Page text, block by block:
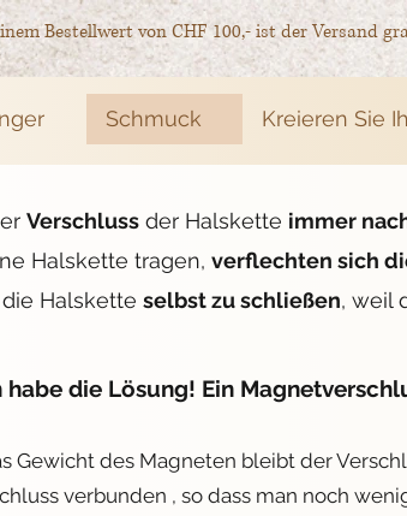
Bestellwert von CHF 100,- ist der Versand
Schmuck Kreieren Sie
Verschluss der Halskette immer
Halskette tragen, verflechten sich
Halskette selbst zu schließen, weil
habe die Lösung! Ein
Gewicht des Magneten bleibt der
verbunden , so dass man noch